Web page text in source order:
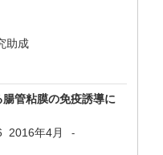
助成
管粘膜の免疫誘導に
2016年4月 -